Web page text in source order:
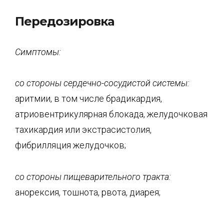
Передозировка
Симптомы:
со сторонысердечно-сосудистой системы:
аритмии, в том числе брадикардия,
атриовентрикулярная блокада, желудочковая
тахикардия или экстрасистолия,
фибрилляция желудочков;
со стороны пищеварительного тракта:
анорексия, тошнота, рвота, диарея;